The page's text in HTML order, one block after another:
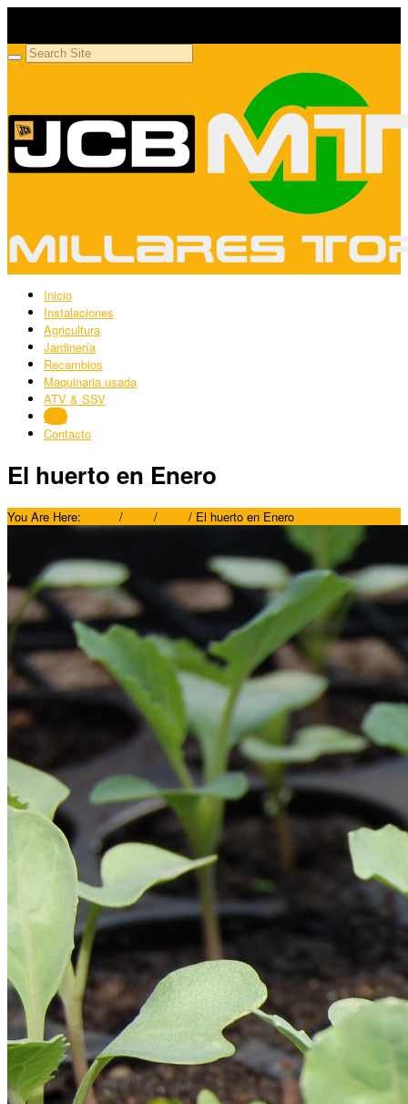
Inicio
Instalaciones
Agricultura
Jardinería
Recambios
Maquinaria usada
ATV & SSV
Blog
Contacto
El huerto en Enero
You Are Here: / / / El huerto en Enero